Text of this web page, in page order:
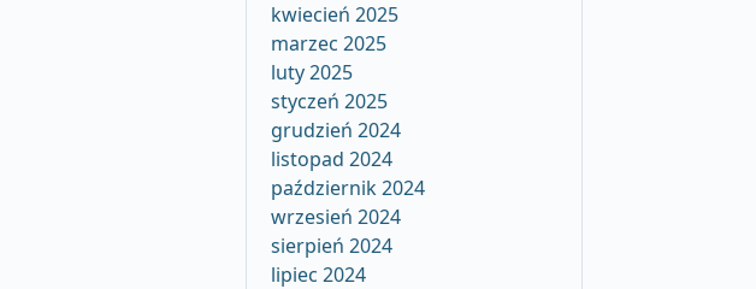
kwiecień 2025
marzec 2025
luty 2025
styczeń 2025
grudzień 2024
listopad 2024
październik 2024
wrzesień 2024
sierpień 2024
lipiec 2024